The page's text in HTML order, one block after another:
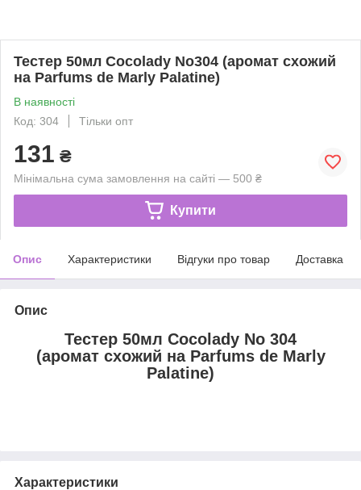
Тестер 50мл Cocolady No304 (аромат схожий
на Parfums de Marly Palatine)
В наявності
Код: 304
Тільки опт
131 ₴
Мінімальна сума замовлення на сайті — 500 ₴
Купити
Опис Характеристики Відгуки про товар Доставка
Опис
Тестер 50мл Cocolady No 304
(аромат схожий на Parfums de Marly
Palatine)
Характеристики